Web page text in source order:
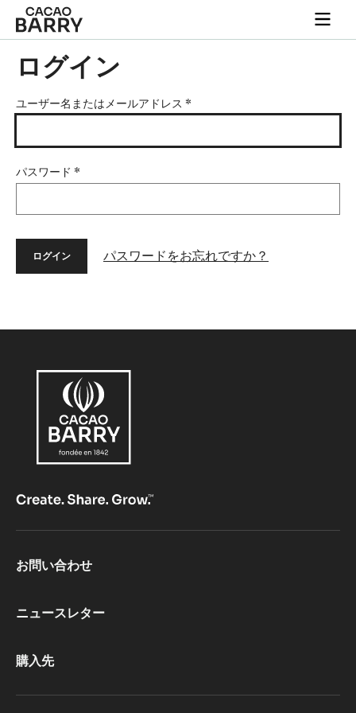
Skip to main content
main
ログイン
ユーザー名またはメールアドレス *
パスワード *
パスワードをお忘れですか？
Footer
お問い合わせ
ニュースレター
購入先